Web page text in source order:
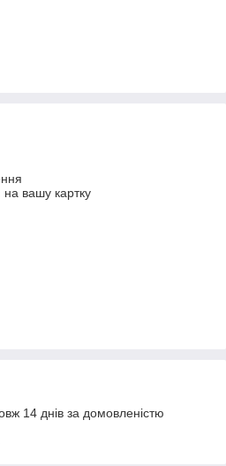
на вашу картку
14 днів за домовленістю